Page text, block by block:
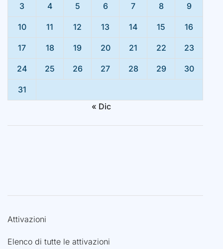
3 4 5 6 7 8 9
10 11 12 13 14 15 16
17 18 19 20 21 22 23
24 25 26 27 28 29 30
31
« Dic
Attivazioni
Elenco di tutte le attivazioni